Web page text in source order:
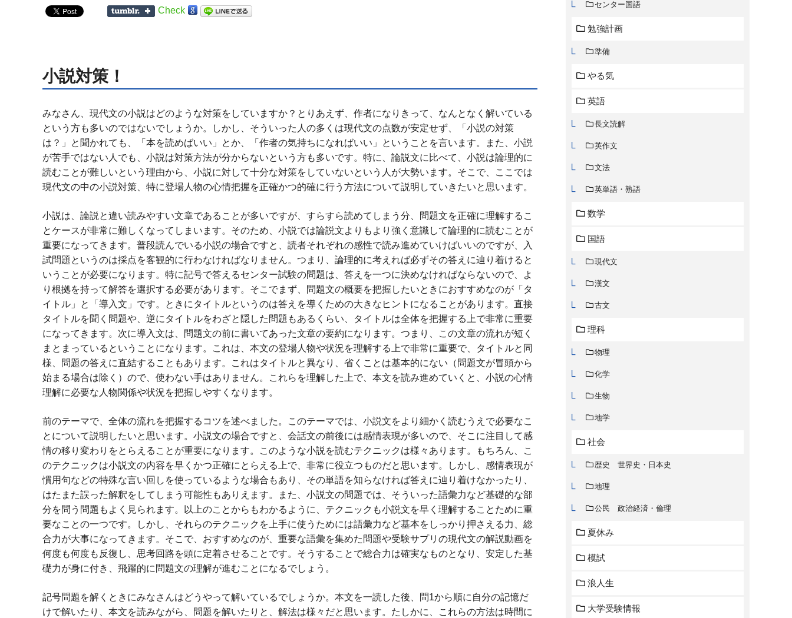
Check
小説対策！
みなさん、現代文の小説はどのような対策をしていますか？とりあえず、作者になりきって、なんとなく解いている
という方も多いのではないでしょうか。しかし、そういった人の多くは現代文の点数が安定せず、「小説の対策
は？」と聞かれても、「本を読めばいい」とか、「作者の気持ちになればいい」ということを言います。また、小説
が苦手ではない人でも、小説は対策方法が分からないという方も多いです。特に、論説文に比べて、小説は論理的に
読むことが難しいという理由から、小説に対して十分な対策をしていないという人が大勢います。そこで、ここでは
現代文の中の小説対策、特に登場人物の心情把握を正確かつ的確に行う方法について説明していきたいと思います。
小説は、論説と違い読みやすい文章であることが多いですが、すらすら読めてしまう分、問題文を正確に理解するこ
とケースが非常に難しくなってしまいます。そのため、小説では論説文よりもより強く意識して論理的に読むことが
重要になってきます。普段読んでいる小説の場合ですと、読者それぞれの感性で読み進めていけばいいのですが、入
試問題というのは採点を客観的に行わなければなりません。つまり、論理的に考えれば必ずその答えに辿り着けると
いうことが必要になります。特に記号で答えるセンター試験の問題は、答えを一つに決めなければならないので、よ
り根拠を持って解答を選択する必要があります。そこでまず、問題文の概要を把握したいときにおすすめなのが「タ
イトル」と「導入文」です。ときにタイトルというのは答えを導くための大きなヒントになることがあります。直接
タイトルを聞く問題や、逆にタイトルをわざと隠した問題もあるくらい、タイトルは全体を把握する上で非常に重要
になってきます。次に導入文は、問題文の前に書いてあった文章の要約になります。つまり、この文章の流れが短く
まとまっているということになります。これは、本文の登場人物や状況を理解する上で非常に重要で、タイトルと同
様、問題の答えに直結することもあります。これはタイトルと異なり、省くことは基本的にない（問題文が冒頭から
始まる場合は除く）ので、使わない手はありません。これらを理解した上で、本文を読み進めていくと、小説の心情
理解に必要な人物関係や状況を把握しやすくなります。
前のテーマで、全体の流れを把握するコツを述べました。このテーマでは、小説文をより細かく読むうえで必要なこ
とについて説明したいと思います。小説文の場合ですと、会話文の前後には感情表現が多いので、そこに注目して感
情の移り変わりをとらえることが重要になります。このような小説を読むテクニックは様々あります。もちろん、こ
のテクニックは小説文の内容を早くかつ正確にとらえる上で、非常に役立つものだと思います。しかし、感情表現が
慣用句などの特殊な言い回しを使っているような場合もあり、その単語を知らなければ答えに辿り着けなかったり、
はたまた誤った解釈をしてしまう可能性もありえます。また、小説文の問題では、そういった語彙力など基礎的な部
分を問う問題もよく見られます。以上のことからもわかるように、テクニックも小説文を早く理解することために重
要なことの一つです。しかし、それらのテクニックを上手に使うためには語彙力など基本をしっかり押さえる力、総
合力が大事になってきます。そこで、おすすめなのが、重要な語彙を集めた問題や受験サプリの現代文の解説動画を
何度も何度も反復し、思考回路を頭に定着させることです。そうすることで総合力は確実なものとなり、安定した基
礎力が身に付き、飛躍的に問題文の理解が進むことになるでしょう。
記号問題を解くときにみなさんはどうやって解いているでしょうか。本文を一読した後、問1から順に自分の記憶だ
けで解いたり、本文を読みながら、問題を解いたりと、解法は様々だと思います。たしかに、これらの方法は時間に
センター国語
勉強計画
準備
やる気
英語
長文読解
英作文
文法
英単語・熟語
数学
国語
現代文
漢文
古文
理科
物理
化学
生物
地学
社会
歴史 世界史・日本史
地理
公民 政治経済・倫理
夏休み
模試
浪人生
大学受験情報